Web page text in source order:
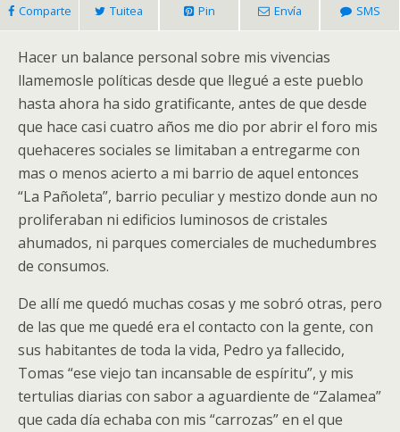
Comparte Tuitea Pin Envía SMS
Hacer un balance personal sobre mis vivencias
llamemosle políticas desde que llegué a este pueblo
hasta ahora ha sido gratificante, antes de que desde
que hace casi cuatro años me dio por abrir el foro mis
quehaceres sociales se limitaban a entregarme con
mas o menos acierto a mi barrio de aquel entonces
“La Pañoleta”, barrio peculiar y mestizo donde aun no
proliferaban ni edificios luminosos de cristales
ahumados, ni parques comerciales de muchedumbres
de consumos.
De allí me quedó muchas cosas y me sobró otras, pero
de las que me quedé era el contacto con la gente, con
sus habitantes de toda la vida, Pedro ya fallecido,
Tomas “ese viejo tan incansable de espíritu”, y mis
tertulias diarias con sabor a aguardiente de “Zalamea”
que cada día echaba con mis “carrozas” en el que